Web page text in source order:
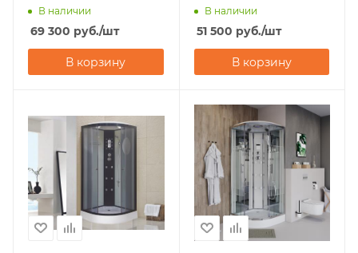
В наличии
69 300 руб./шт
В корзину
В наличии
51 500 руб./шт
В корзину